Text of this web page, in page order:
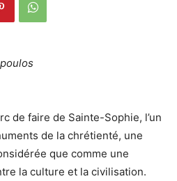
de faire de Sainte-Sophie, l’un
de la chrétienté, une
que comme une
la culture et la civilisation.